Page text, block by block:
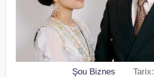
Şou Biznes Tarix: